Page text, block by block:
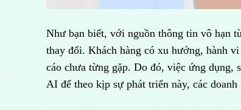
Như bạn biết, với nguồn thông tin vô hạn
thay đổi. Khách hàng có xu hướng, hành
cáo chưa từng gặp. Do đó, việc ứng dụng,
AI để theo kịp sự phát triển này, các